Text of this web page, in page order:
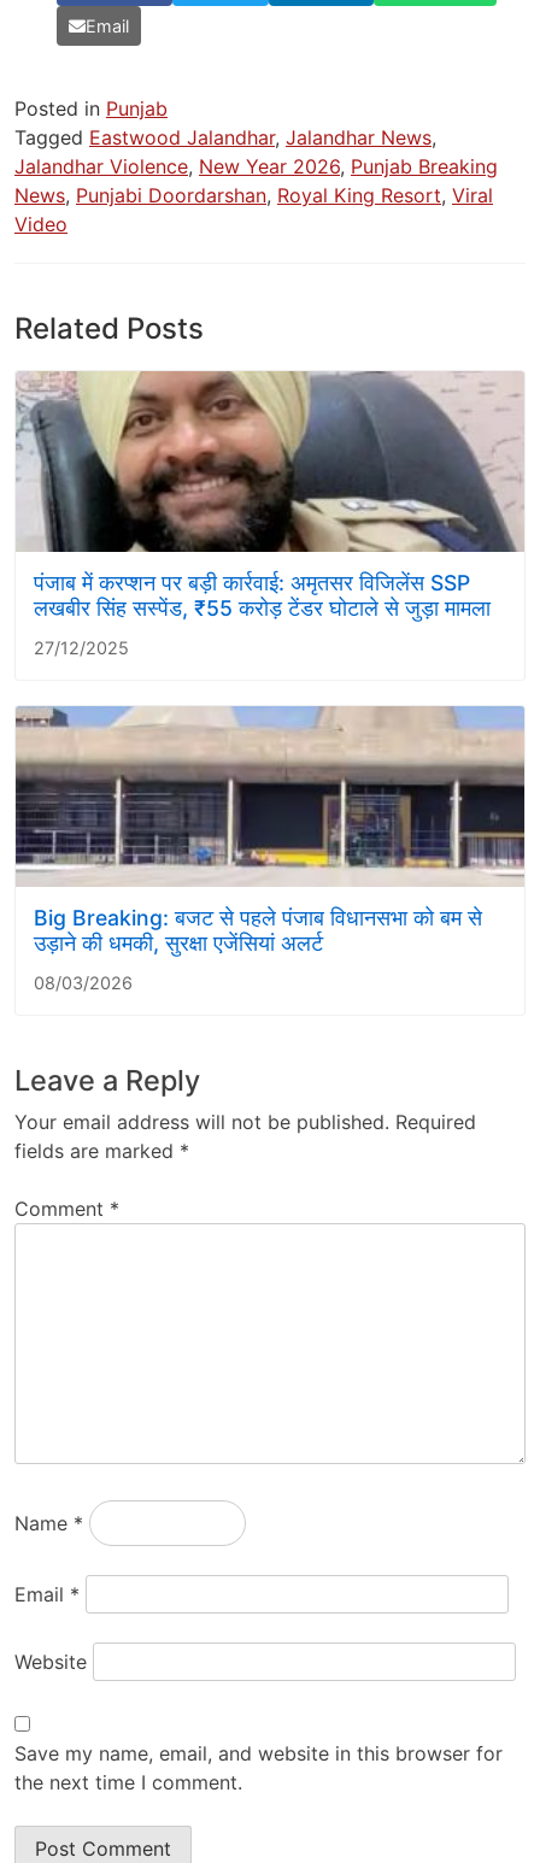
Email
Posted in Punjab
Tagged Eastwood Jalandhar, Jalandhar News,
Jalandhar Violence, New Year 2026, Punjab Breaking
News, Punjabi Doordarshan, Royal King Resort, Viral
Video
Related Posts
पंजाब में करप्शन पर बड़ी कार्रवाई: अमृतसर विजिलेंस SSP
लखबीर सिंह सस्पेंड, ₹55 करोड़ टेंडर घोटाले से जुड़ा मामला
27/12/2025
Big Breaking: बजट से पहले पंजाब विधानसभा को बम से
उड़ाने की धमकी, सुरक्षा एजेंसियां अलर्ट
08/03/2026
Leave a Reply
Your email address will not be published. Required
fields are marked *
Comment *
Name *
Email *
Website
Save my name, email, and website in this browser for
the next time I comment.